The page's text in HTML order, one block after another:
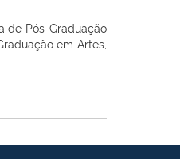
de Pós-Graduação
em Artes,